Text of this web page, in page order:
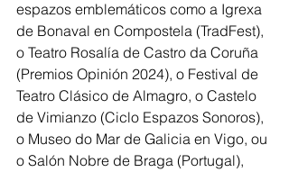
espazos emblemáticos como a Igrexa
de Bonaval en Compostela (TradFest),
o Teatro Rosalía de Castro da Coruña
(Premios Opinión 2024), o Festival de
Teatro Clásico de Almagro, o Castelo
de Vimianzo (Ciclo Espazos Sonoros),
o Museo do Mar de Galicia en Vigo, ou
o Salón Nobre de Braga (Portugal),